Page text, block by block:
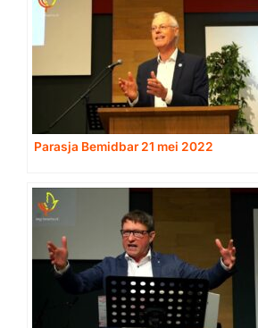
Parasja Bemidbar 21 mei 2022